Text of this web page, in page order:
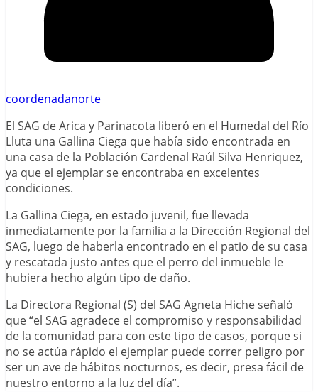
coordenadanorte
El SAG de Arica y Parinacota liberó en el Humedal del Río
Lluta una Gallina Ciega que había sido encontrada en
una casa de la Población Cardenal Raúl Silva Henriquez,
ya que el ejemplar se encontraba en excelentes
condiciones.
La Gallina Ciega, en estado juvenil, fue llevada
inmediatamente por la familia a la Dirección Regional del
SAG, luego de haberla encontrado en el patio de su casa
y rescatada justo antes que el perro del inmueble le
hubiera hecho algún tipo de daño.
La Directora Regional (S) del SAG Agneta Hiche señaló
que “el SAG agradece el compromiso y responsabilidad
de la comunidad para con este tipo de casos, porque si
no se actúa rápido el ejemplar puede correr peligro por
ser un ave de hábitos nocturnos, es decir, presa fácil de
nuestro entorno a la luz del día”.